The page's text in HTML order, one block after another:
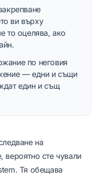
ви върху
то оцелява, ако
по неговия
— едни и същи
един и същ
на
вероятно сте чували
Тя обещава